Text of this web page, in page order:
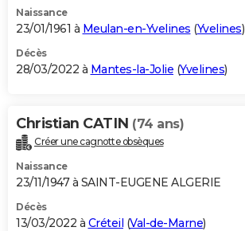
Naissance
23/01/1961 à Meulan-en-Yvelines (Yvelines)
Décès
28/03/2022 à Mantes-la-Jolie (Yvelines)
Christian CATIN (74 ans)
Créer une cagnotte obsèques
Naissance
23/11/1947 à SAINT-EUGENE ALGERIE
Décès
13/03/2022 à Créteil (Val-de-Marne)